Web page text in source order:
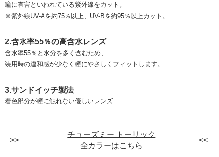
瞳に有害といわれている紫外線をカット。
※紫外線UV-Aを約75％以上、UV-Bを約95％以上カット。
2.含水率55％の高含水レンズ
含水率55％と水分を多く含むため、
装用時の違和感が少なく瞳にやさしくフィットします。
3.サンドイッチ製法
着色部分が瞳に触れない優しいレンズ
チューズミー トーリック
全カラーはこちら